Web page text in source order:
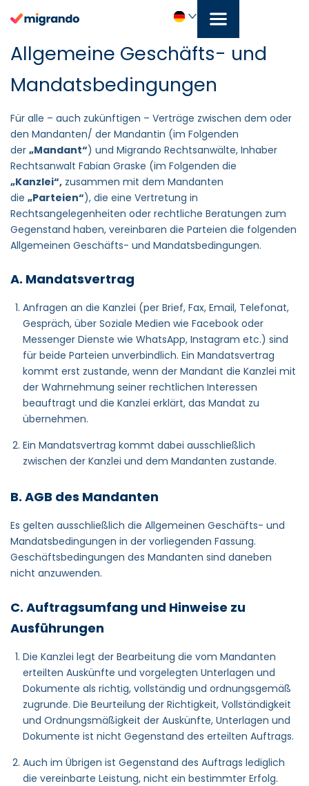
Inhalt
Deutsch
Allgemeine Geschäfts- und
Mandatsbedingungen
Für alle – auch zukünftigen – Verträge zwischen dem oder
den Mandanten/ der Mandantin (im Folgenden
der „Mandant“) und Migrando Rechtsanwälte, Inhaber
Rechtsanwalt Fabian Graske (im Folgenden die
„Kanzlei“, zusammen mit dem Mandanten
die „Parteien“), die eine Vertretung in
Rechtsangelegenheiten oder rechtliche Beratungen zum
Gegenstand haben, vereinbaren die Parteien die folgenden
Allgemeinen Geschäfts- und Mandatsbedingungen.
A. Mandatsvertrag
Anfragen an die Kanzlei (per Brief, Fax, Email, Telefonat,
Gespräch, über Soziale Medien wie Facebook oder
Messenger Dienste wie WhatsApp, Instagram etc.) sind
für beide Parteien unverbindlich. Ein Mandatsvertrag
kommt erst zustande, wenn der Mandant die Kanzlei mit
der Wahrnehmung seiner rechtlichen Interessen
beauftragt und die Kanzlei erklärt, das Mandat zu
übernehmen.
Ein Mandatsvertrag kommt dabei ausschließlich
zwischen der Kanzlei und dem Mandanten zustande.
B. AGB des Mandanten
Es gelten ausschließlich die Allgemeinen Geschäfts- und
Mandatsbedingungen in der vorliegenden Fassung.
Geschäftsbedingungen des Mandanten sind daneben
nicht anzuwenden.
C. Auftragsumfang und Hinweise zu
Ausführungen
Die Kanzlei legt der Bearbeitung die vom Mandanten
erteilten Auskünfte und vorgelegten Unterlagen und
Dokumente als richtig, vollständig und ordnungsgemäß
zugrunde. Die Beurteilung der Richtigkeit, Vollständigkeit
und Ordnungsmäßigkeit der Auskünfte, Unterlagen und
Dokumente ist nicht Gegenstand des erteilten Auftrags.
Auch im Übrigen ist Gegenstand des Auftrags lediglich
die vereinbarte Leistung, nicht ein bestimmter Erfolg.